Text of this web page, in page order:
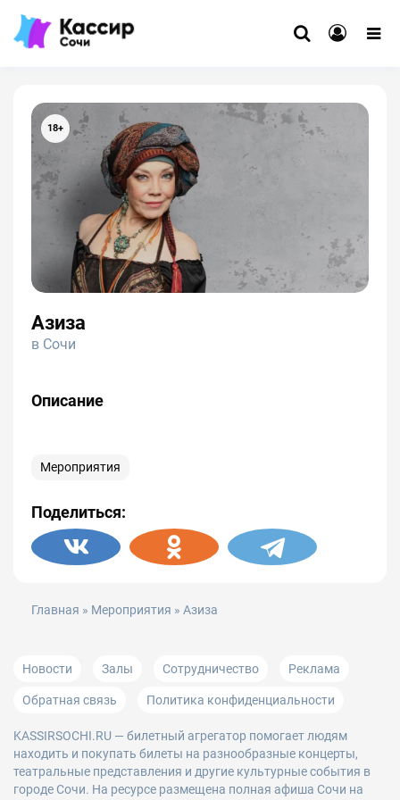
Азиза
в Сочи
18+
Описание
Мероприятия
Поделиться:
Главная » Мероприятия » Азиза
Новости Залы Сотрудничество Реклама
Обратная связь Политика конфиденциальности
KASSIRSOCHI.RU — билетный агрегатор помогает людям
находить и покупать билеты на разнообразные концерты,
театральные представления и другие культурные события в
городе Сочи. На ресурсе размещена полная афиша Сочи на